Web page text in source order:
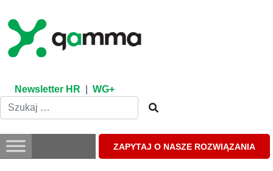
content
Newsletter HR WG+
ZAPYTAJ O NASZE ROZWIĄZANIA